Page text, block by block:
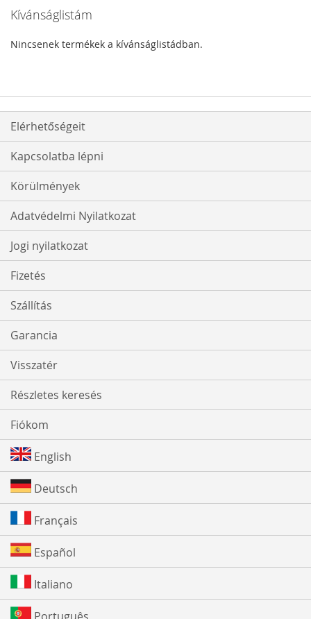
Kívánságlistám
Nincsenek termékek a kívánságlistádban.
Elérhetőségeit
Kapcsolatba lépni
Körülmények
Adatvédelmi Nyilatkozat
Jogi nyilatkozat
Fizetés
Szállítás
Garancia
Visszatér
Részletes keresés
Fiókom
English
Deutsch
Français
Español
Italiano